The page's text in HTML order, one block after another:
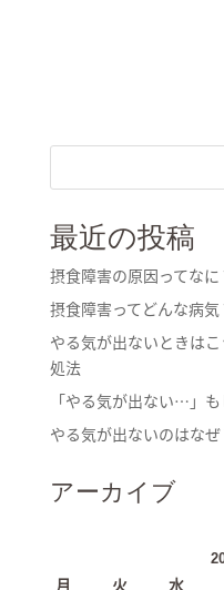
最近の投稿
摂食障害の原因ってな
摂食障害ってどんな病
やる気が出ないときは
処法
「やる気が出ない…」
やる気が出ないのはな
アーカイブ
月 火 水